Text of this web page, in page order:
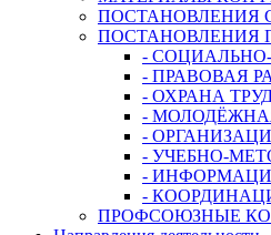
ПОСТАНОВЛЕНИЯ
ПОСТАНОВЛЕНИЯ
-
- ПРАВОВАЯ
- ОХРАНА
-
-
- УЧЕБНО-
-
-
ПРОФСОЮЗНЫЕ